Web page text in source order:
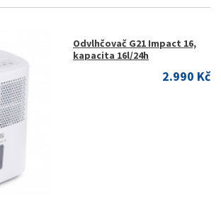
Odvlhčovač G21 Impact 16,
kapacita 16l/24h
2.990 Kč